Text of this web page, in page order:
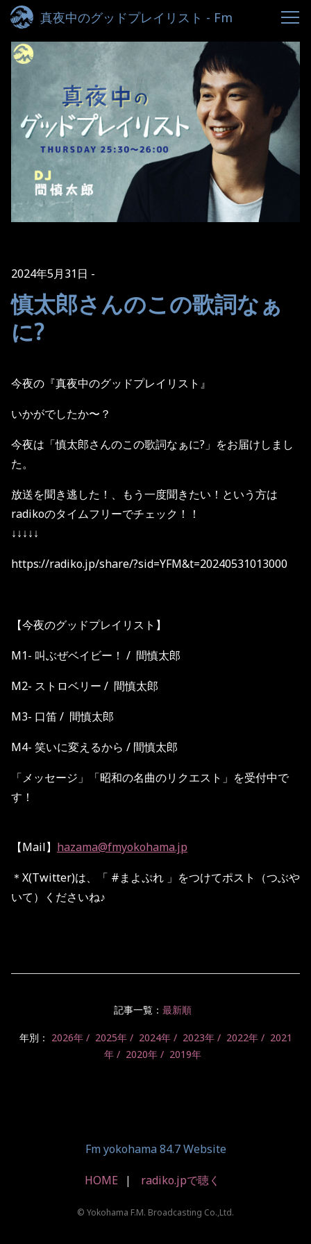
真夜中のグッドプレイリスト - Fm
yokohama 84.7
2024年5月31日
慎太郎さんのこの歌詞なぁ
に?
今夜の『真夜中のグッドプレイリスト』
いかがでしたか〜？
今夜は「慎太郎さんのこの歌詞なぁに?」をお届けしまし
た。
放送を聞き逃した！、もう一度聞きたい！という方は
radikoのタイムフリーでチェック！！
↓↓↓↓↓
https://radiko.jp/share/?sid=YFM&t=20240531013000
【今夜のグッドプレイリスト】
M1- 叫ぶぜベイビー！ / 間慎太郎
M2- ストロベリー / 間慎太郎
M3- 口笛 / 間慎太郎
M4- 笑いに変えるから / 間慎太郎
「メッセージ」「昭和の名曲のリクエスト」を受付中で
す！
【Mail】 hazama@fmyokohama.jp
＊ X(Twitter)は、「 #まよぷれ 」をつけてポスト（つぶや
いて）くださいね♪
記事一覧： 最新順
年別： 2026年 2025年 2024年 2023年 2022年
2021
年
2020年 2019年
Fm yokohama 84.7 Website
HOME radiko.jpで聴く
© Yokohama F.M. Broadcasting Co.,Ltd.